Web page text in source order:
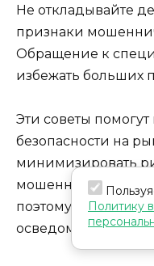
Не откладывайте
признаки
Обращение к
избежать больших
Эти советы помогут
безопасности на
минимизировать
мошенничество
поэтому
осведомленным.
Политику